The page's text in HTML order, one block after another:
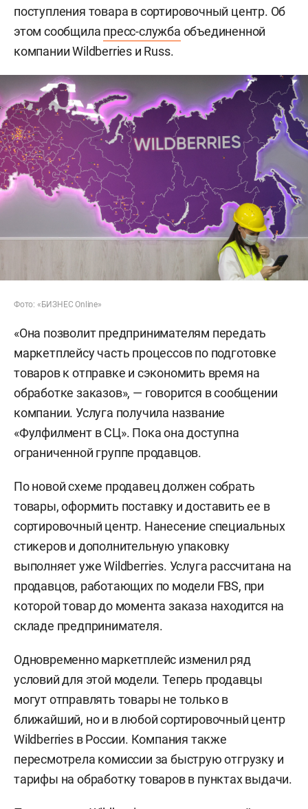
поступления товара в сортировочный центр. Об
этом сообщила пресс-служба объединенной
компании Wildberries и Russ.
Фото: «БИЗНЕС Online»
«Она позволит предпринимателям передать
маркетплейсу часть процессов по подготовке
товаров к отправке и сэкономить время на
обработке заказов», — говорится в сообщении
компании. Услуга получила название
«Фулфилмент в СЦ». Пока она доступна
ограниченной группе продавцов.
По новой схеме продавец должен собрать
товары, оформить поставку и доставить ее в
сортировочный центр. Нанесение специальных
стикеров и дополнительную упаковку
выполняет уже Wildberries. Услуга рассчитана на
продавцов, работающих по модели FBS, при
которой товар до момента заказа находится на
складе предпринимателя.
Одновременно маркетплейс изменил ряд
условий для этой модели. Теперь продавцы
могут отправлять товары не только в
ближайший, но и в любой сортировочный центр
Wildberries в России. Компания также
пересмотрела комиссии за быструю отгрузку и
тарифы на обработку товаров в пунктах выдачи.